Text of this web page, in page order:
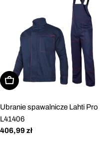
Wybierz opcje
Ubranie spawalnicze Lahti Pro
L41406
Cena
406,99 zł